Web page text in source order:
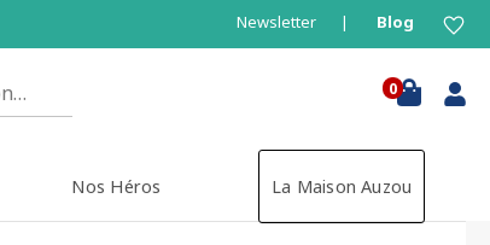
Newsletter Blog
0
Nos Héros La Maison Auzou